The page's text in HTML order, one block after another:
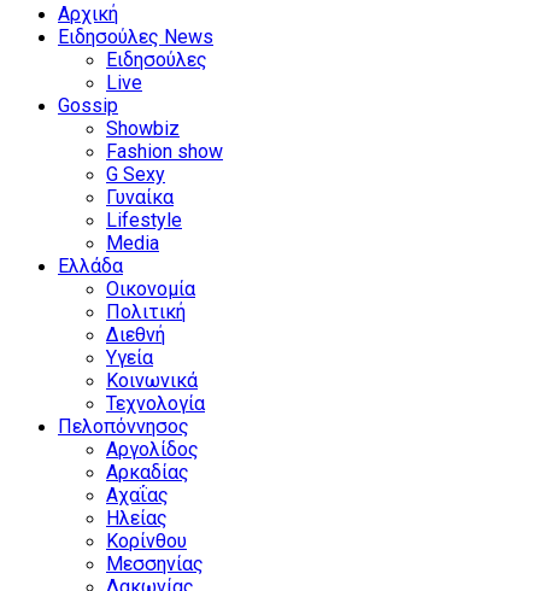
Αρχική
Ειδησούλες News
Ειδησούλες
Live
Gossip
Showbiz
Fashion show
G Sexy
Γυναίκα
Lifestyle
Media
Ελλάδα
Οικονομία
Πολιτική
Διεθνή
Υγεία
Κοινωνικά
Τεχνολογία
Πελοπόννησος
Αργολίδος
Αρκαδίας
Αχαΐας
Ηλείας
Κορίνθου
Μεσσηνίας
Λακωνίας